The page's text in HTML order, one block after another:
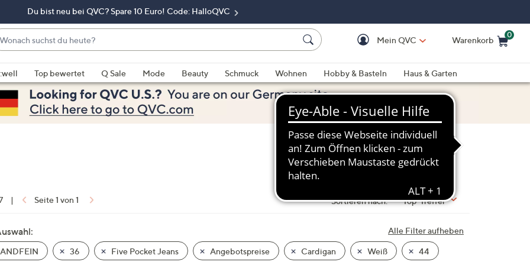
Du bist neu bei QVC? Spare 10 Euro! Code: HalloQVC
Mein QVC Warenkorb
0
Top bewertet Q Sale Mode Beauty Schmuck Wohnen Hobby & Basteln
Haus & Garten
| Seite 1 von 1 Sortieren nach: Top-Treffer
Alle Filter aufheben
36 Five Pocket Jeans Angebotspreise Cardigan Weiß 44